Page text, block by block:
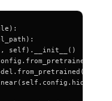
self).__init__()